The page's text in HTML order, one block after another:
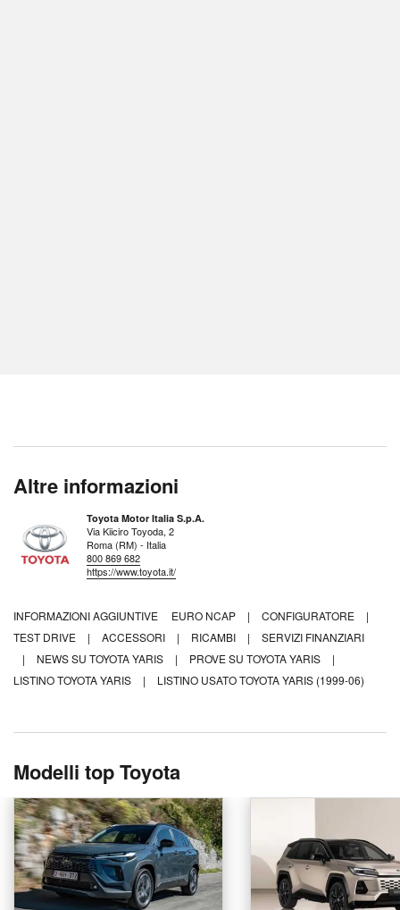
Altre informazioni
Toyota Motor Italia S.p.A.
Via Kiiciro Toyoda, 2
Roma (RM) - Italia
800 869 682
https://www.toyota.it/
INFORMAZIONI AGGIUNTIVE EURO NCAP | CONFIGURATORE
|
TEST DRIVE
| ACCESSORI | RICAMBI |
SERVIZI FINANZIARI
|
NEWS SU TOYOTA YARIS | PROVE SU TOYOTA YARIS
|
LISTINO TOYOTA YARIS
| LISTINO USATO TOYOTA YARIS (1999-06)
Modelli top Toyota